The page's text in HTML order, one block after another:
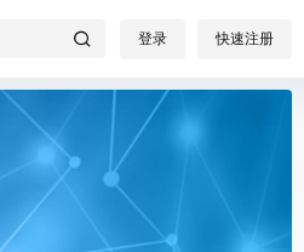
登录 快速注册